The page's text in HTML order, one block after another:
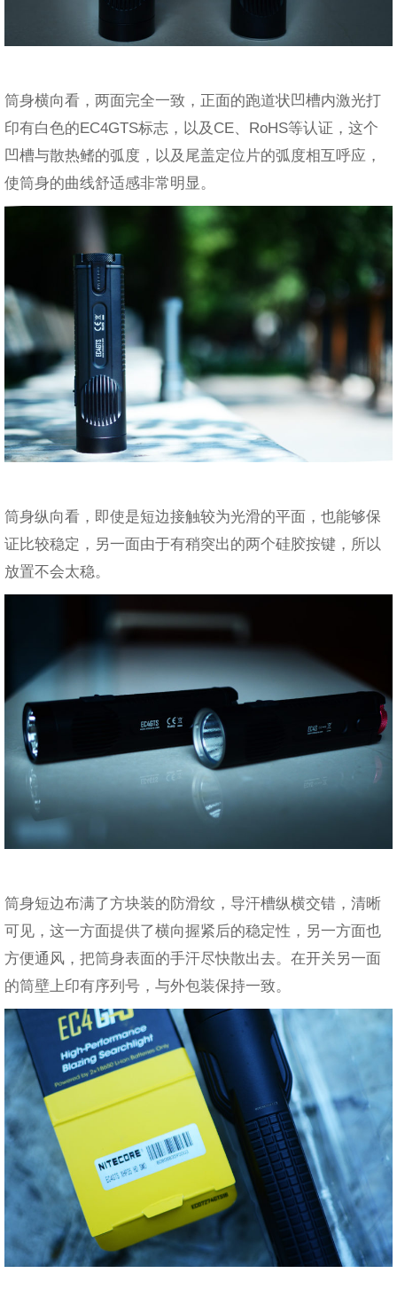
筒身横向看，两面完全一致，正面的跑道状凹槽内激光打
印有白色的EC4GTS标志，以及CE、RoHS等认证，这个
凹槽与散热鳍的弧度，以及尾盖定位片的弧度相互呼应，
使筒身的曲线舒适感非常明显。
筒身纵向看，即使是短边接触较为光滑的平面，也能够保
证比较稳定，另一面由于有稍突出的两个硅胶按键，所以
放置不会太稳。
筒身短边布满了方块装的防滑纹，导汗槽纵横交错，清晰
可见，这一方面提供了横向握紧后的稳定性，另一方面也
方便通风，把筒身表面的手汗尽快散出去。在开关另一面
的筒壁上印有序列号，与外包装保持一致。